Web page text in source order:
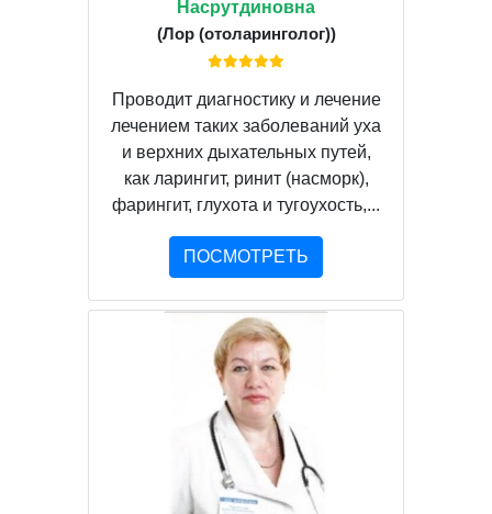
Насрутдиновна
(Лор (отоларинголог))
Проводит диагностику и лечение
лечением таких заболеваний уха
и верхних дыхательных путей,
как ларингит, ринит (насморк),
фарингит, глухота и тугоухость,...
ПОСМОТРЕТЬ